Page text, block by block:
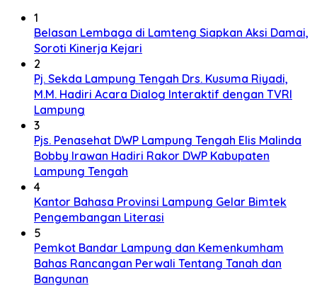
1
Belasan Lembaga di Lamteng Siapkan Aksi Damai,
Soroti Kinerja Kejari
2
Pj. Sekda Lampung Tengah Drs. Kusuma Riyadi,
M.M. Hadiri Acara Dialog Interaktif dengan TVRI
Lampung
3
Pjs. Penasehat DWP Lampung Tengah Elis Malinda
Bobby Irawan Hadiri Rakor DWP Kabupaten
Lampung Tengah
4
Kantor Bahasa Provinsi Lampung Gelar Bimtek
Pengembangan Literasi
5
Pemkot Bandar Lampung dan Kemenkumham
Bahas Rancangan Perwali Tentang Tanah dan
Bangunan